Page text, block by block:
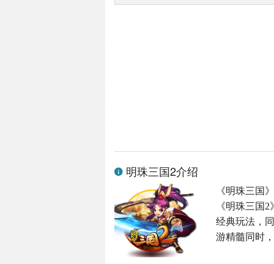
明珠三国2介绍
《明珠三国
《明珠三国
经典玩法，
游精髓同时